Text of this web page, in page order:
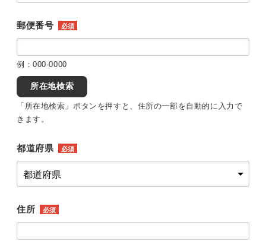
郵便番号 必須
例：000-0000
所在地検索
「所在地検索」ボタンを押すと、住所の一部を自動的に入力で
きます。
都道府県 必須
住所 必須